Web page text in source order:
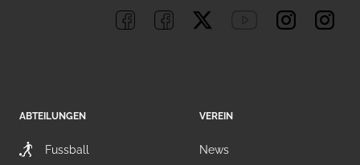
ABTEILUNGEN
Fussball
VEREIN
News